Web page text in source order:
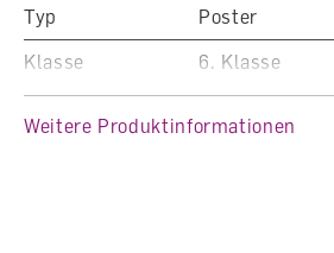
Typ
Poster
Klasse
6. Klasse
Weitere Produktinformationen